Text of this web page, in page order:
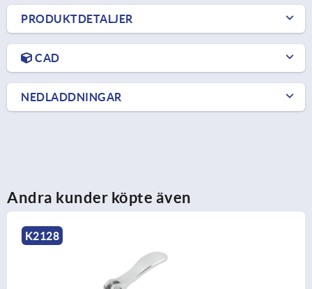
PRODUKTDETALJER
CAD
NEDLADDNINGAR
Andra kunder köpte även